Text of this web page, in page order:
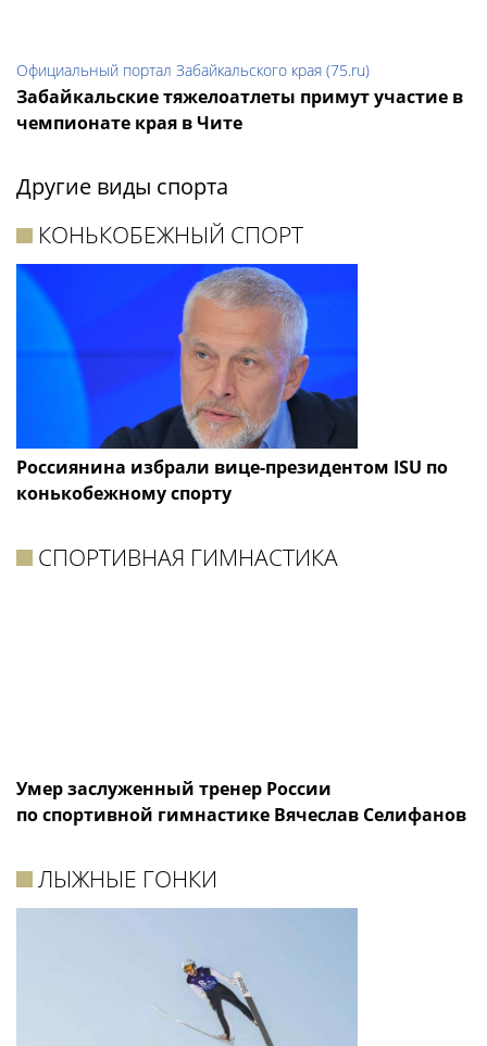
Официальный портал Забайкальского края (75.ru)
Забайкальские тяжелоатлеты примут участие в
чемпионате края в Чите
Другие виды спорта
КОНЬКОБЕЖНЫЙ СПОРТ
Россиянина избрали вице-президентом ISU по
конькобежному спорту
СПОРТИВНАЯ ГИМНАСТИКА
Умер заслуженный тренер России
по спортивной гимнастике Вячеслав Селифанов
ЛЫЖНЫЕ ГОНКИ